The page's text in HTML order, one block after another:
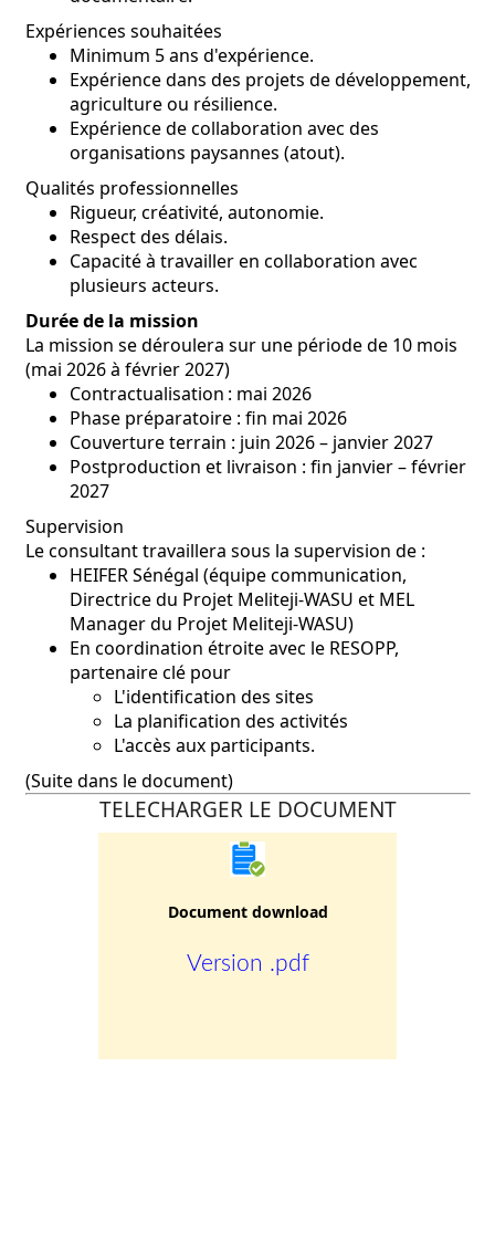
Expériences souhaitées
Minimum 5 ans d'expérience.
Expérience dans des projets de développement,
agriculture ou résilience.
Expérience de collaboration avec des
organisations paysannes (atout).
Qualités professionnelles
Rigueur, créativité, autonomie.
Respect des délais.
Capacité à travailler en collaboration avec
plusieurs acteurs.
Durée de la mission
La mission se déroulera sur une période de 10 mois
(mai 2026 à février 2027)
Contractualisation : mai 2026
Phase préparatoire : fin mai 2026
Couverture terrain : juin 2026 – janvier 2027
Postproduction et livraison : fin janvier – février
2027
Supervision
Le consultant travaillera sous la supervision de :
HEIFER Sénégal (équipe communication,
Directrice du Projet Meliteji-WASU et MEL
Manager du Projet Meliteji-WASU)
En coordination étroite avec le RESOPP,
partenaire clé pour
L'identification des sites
La planification des activités
L'accès aux participants.
(Suite dans le document)
TELECHARGER LE DOCUMENT
Document download
Version .pdf